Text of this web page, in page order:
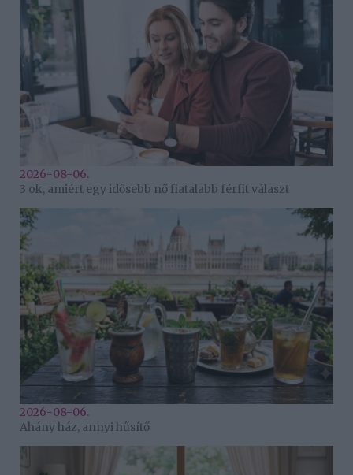
2026-08-06.
3 ok, amiért egy idősebb nő fiatalabb férfit választ
2026-08-06.
Ahány ház, annyi hűsítő